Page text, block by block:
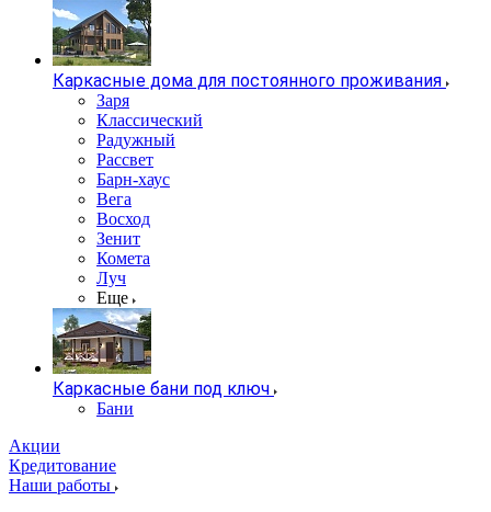
Каркасные дома для постоянного проживания
Заря
Классический
Радужный
Рассвет
Барн-хаус
Вега
Восход
Зенит
Комета
Луч
Еще
Каркасные бани под ключ
Бани
Акции
Кредитование
Наши работы